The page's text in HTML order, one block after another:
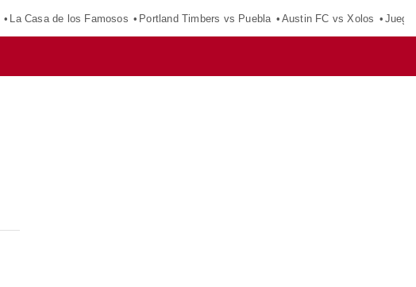
La Casa de los Famosos Portland Timbers vs Puebla Austin FC vs Xolos